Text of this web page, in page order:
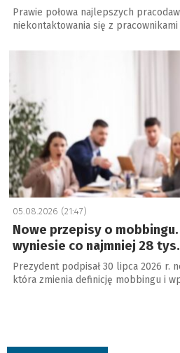
Prawie połowa najlepszych
niekontaktowania się z
05.08.2026 (21:47)
Nowe przepisy o
wyniesie co najmniej 28 tys.
Prezydent podpisał 30 lipca 2026 r.
która zmienia definicję mobbingu i